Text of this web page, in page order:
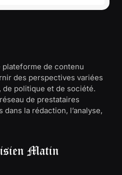
plateforme de contenu
des perspectives variées
de politique et de société.
de prestataires
la rédaction, l’analyse,